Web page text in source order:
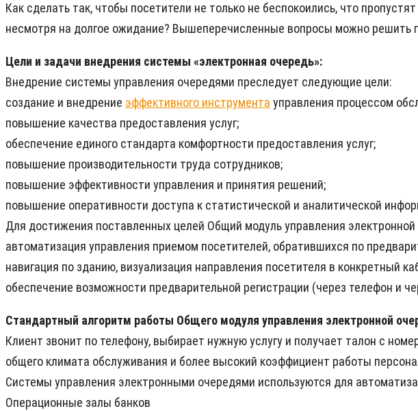
Как сделать так, чтобы посетители не только не беспокоились, что
несмотря на долгое ожидание? Вышеперечисленные вопросы можно
Цели и задачи внедрения системы «электронная очередь»:
Внедрение системы управления очередями преследует следующие цели:
создание и внедрение эффективного инструмента управления процессом
повышение качества предоставления услуг;
обеспечение единого стандарта комфортности предоставления услуг;
повышение производительности труда сотрудников;
повышение эффективности управления и принятия решений;
повышение оперативности доступа к статистической и аналитической
Для достижения поставленных целей Общий модуль управления
автоматизация управления приемом посетителей, обратившихся по
навигация по зданию, визуализация направления посетителя в конкретный
обеспечение возможности предварительной регистрации (через телефон и
Стандартный алгоритм работы Общего модуля управления электронной
Клиент звонит по телефону, выбирает нужную услугу и получает талон с
общего климата обслуживания и более высокий коэффициент работы
Системы управления электронными очередями используются для
Операционные залы банков